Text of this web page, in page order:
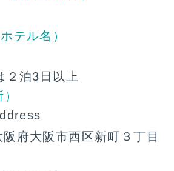
テル名）
２泊3日以上
府大阪市西区新町３丁目